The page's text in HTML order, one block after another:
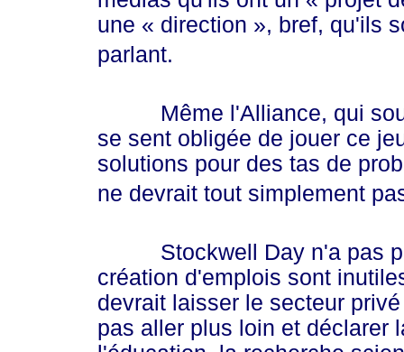
une « direction », bref, qu'ils
parlant.
Même l'Alliance, qui
se sent obligée de jouer ce
solutions pour des tas de
ne devrait tout simplement
Stockwell Day n'a pas
création d'emplois sont
devrait laisser le secteur
pas aller plus loin et déclarer